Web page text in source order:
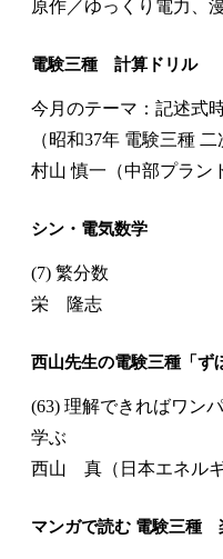
原作／ゆっくり電力、
電験三種 計算ドリル
今月のテーマ：記述式
（昭和37年 電験三種
村山 慎一（中部プラン
シン・電気数学
(7) 繁分数
栄 隆志
西山先生の電験三種「ず
(63) 理解できればワン
学ぶ
西山 真（日本エネルギ
マンガで読む 電験三種